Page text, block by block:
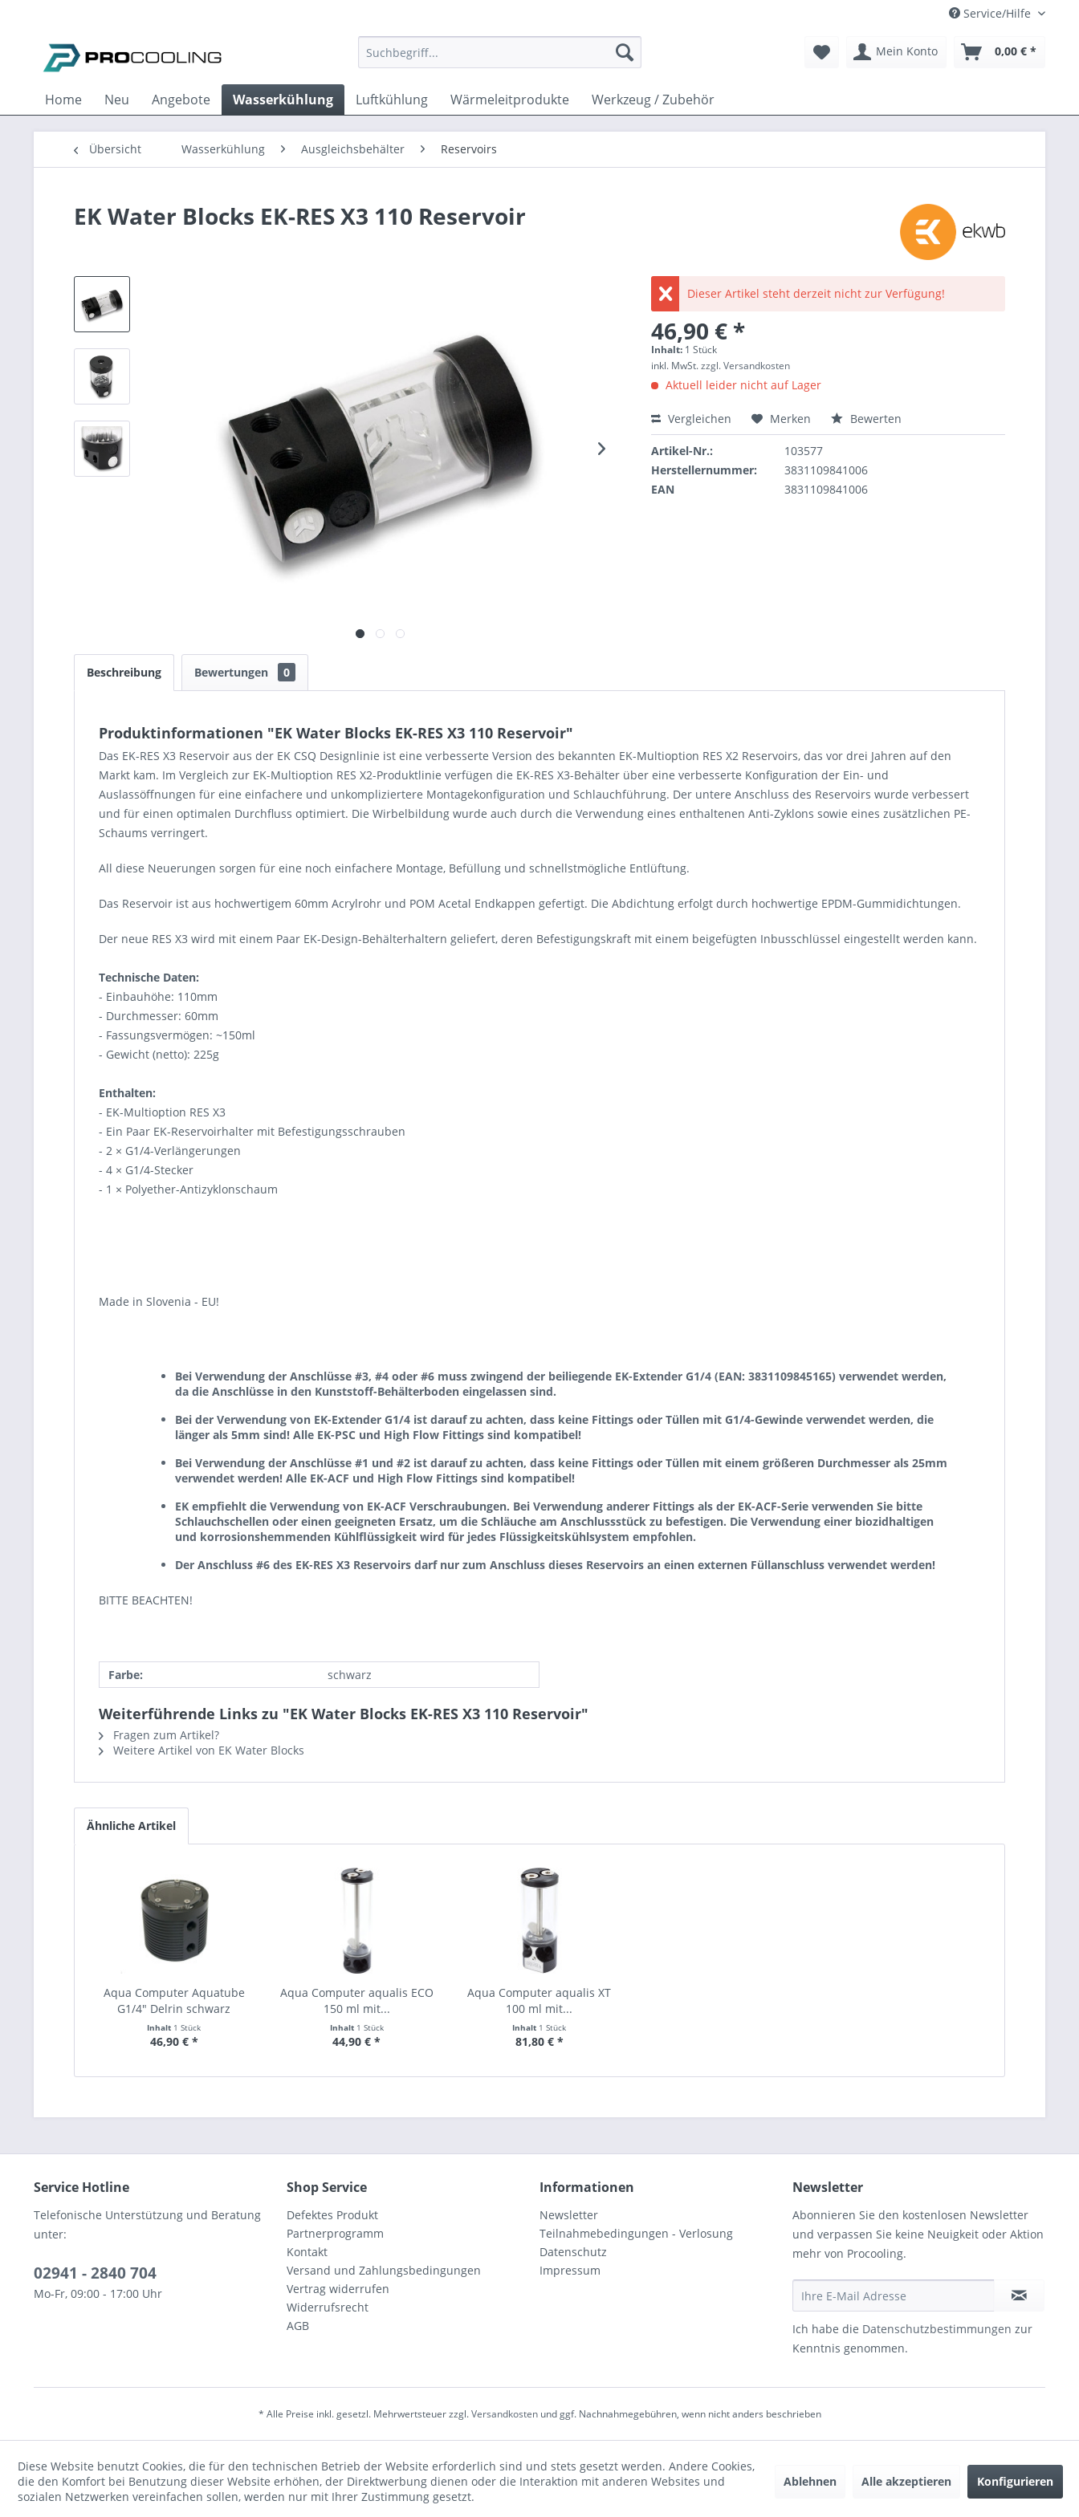
Service/Hilfe
Mein Konto 0,00 € *
Home Neu Angebote Wasserkühlung Luftkühlung Wärmeleitprodukte Werkzeug / Zubehör
Übersicht Wasserkühlung Ausgleichsbehälter Reservoirs
EK Water Blocks EK-RES X3 110 Reservoir
Dieser Artikel steht derzeit nicht zur Verfügung!
46,90 € *
Inhalt: 1 Stück
inkl. MwSt.zzgl. Versandkosten
Aktuell leider nicht auf Lager
Vergleichen Merken Bewerten
Artikel-Nr.:
103577
Herstellernummer:
3831109841006
EAN
3831109841006
Beschreibung Bewertungen 0
Produktinformationen "EK Water Blocks EK-RES X3 110 Reservoir"
Das EK-RES X3 Reservoir aus der EK CSQ Designlinie ist eine verbesserte Version des bekannten EK-Multioption RES X2 Reservoirs, das vor drei Jahren auf den
Markt kam. Im Vergleich zur EK-Multioption RES X2-Produktlinie verfügen die EK-RES X3-Behälter über eine verbesserte Konfiguration der Ein- und
Auslassöffnungen für eine einfachere und unkompliziertere Montagekonfiguration und Schlauchführung. Der untere Anschluss des Reservoirs wurde verbessert
und für einen optimalen Durchfluss optimiert. Die Wirbelbildung wurde auch durch die Verwendung eines enthaltenen Anti-Zyklons sowie eines zusätzlichen PE-
Schaums verringert.
All diese Neuerungen sorgen für eine noch einfachere Montage, Befüllung und schnellstmögliche Entlüftung.
Das Reservoir ist aus hochwertigem 60mm Acrylrohr und POM Acetal Endkappen gefertigt. Die Abdichtung erfolgt durch hochwertige EPDM-Gummidichtungen.
Der neue RES X3 wird mit einem Paar EK-Design-Behälterhaltern geliefert, deren Befestigungskraft mit einem beigefügten Inbusschlüssel eingestellt werden kann.
Technische Daten:
- Einbauhöhe: 110mm
- Durchmesser: 60mm
- Fassungsvermögen: ~150ml
- Gewicht (netto): 225g
Enthalten:
- EK-Multioption RES X3
- Ein Paar EK-Reservoirhalter mit Befestigungsschrauben
- 2 × G1/4-Verlängerungen
- 4 × G1/4-Stecker
- 1 × Polyether-Antizyklonschaum
Made in Slovenia - EU!
Bei Verwendung der Anschlüsse #3, #4 oder #6 muss zwingend der beiliegende EK-Extender G1/4 (EAN: 3831109845165) verwendet werden,
da die Anschlüsse in den Kunststoff-Behälterboden eingelassen sind.
Bei der Verwendung von EK-Extender G1/4 ist darauf zu achten, dass keine Fittings oder Tüllen mit G1/4-Gewinde verwendet werden, die
länger als 5mm sind! Alle EK-PSC und High Flow Fittings sind kompatibel!
Bei Verwendung der Anschlüsse #1 und #2 ist darauf zu achten, dass keine Fittings oder Tüllen mit einem größeren Durchmesser als 25mm
verwendet werden! Alle EK-ACF und High Flow Fittings sind kompatibel!
EK empfiehlt die Verwendung von EK-ACF Verschraubungen. Bei Verwendung anderer Fittings als der EK-ACF-Serie verwenden Sie bitte
Schlauchschellen oder einen geeigneten Ersatz, um die Schläuche am Anschlussstück zu befestigen. Die Verwendung einer biozidhaltigen
und korrosionshemmenden Kühlflüssigkeit wird für jedes Flüssigkeitskühlsystem empfohlen.
Der Anschluss #6 des EK-RES X3 Reservoirs darf nur zum Anschluss dieses Reservoirs an einen externen Füllanschluss verwendet werden!
BITTE BEACHTEN!
Farbe: schwarz
Weiterführende Links zu "EK Water Blocks EK-RES X3 110 Reservoir"
Fragen zum Artikel?
Weitere Artikel von EK Water Blocks
Ähnliche Artikel
Aqua Computer Aquatube
G1/4" Delrin schwarz
Inhalt 1 Stück
46,90 € *
Aqua Computer aqualis ECO
150 ml mit...
Inhalt 1 Stück
44,90 € *
Aqua Computer aqualis XT
100 ml mit...
Inhalt 1 Stück
81,80 € *
Service Hotline
Telefonische Unterstützung und Beratung
unter:
02941 - 2840 704
Mo-Fr, 09:00 - 17:00 Uhr
Shop Service
Defektes Produkt
Partnerprogramm
Kontakt
Versand und Zahlungsbedingungen
Vertrag widerrufen
Widerrufsrecht
AGB
Informationen
Newsletter
Teilnahmebedingungen - Verlosung
Datenschutz
Impressum
Newsletter
Abonnieren Sie den kostenlosen Newsletter
und verpassen Sie keine Neuigkeit oder Aktion
mehr von Procooling.
Ich habe die Datenschutzbestimmungen zur
Kenntnis genommen.
* Alle Preise inkl. gesetzl. Mehrwertsteuer zzgl.Versandkostenund ggf. Nachnahmegebühren, wenn nicht anders beschrieben
Diese Website benutzt Cookies, die für den technischen Betrieb der Website erforderlich sind und stets gesetzt werden. Andere Cookies,
die den Komfort bei Benutzung dieser Website erhöhen, der Direktwerbung dienen oder die Interaktion mit anderen Websites und
sozialen Netzwerken vereinfachen sollen, werden nur mit Ihrer Zustimmung gesetzt.
Ablehnen Alle akzeptieren Konfigurieren